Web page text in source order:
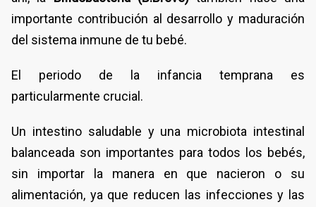
importante contribución al desarrollo y maduración
del sistema inmune de tu bebé.
El periodo de la infancia temprana es
particularmente crucial.
Un intestino saludable y una microbiota intestinal
balanceada son importantes para todos los bebés,
sin importar la manera en que nacieron o su
alimentación, ya que reducen las infecciones y las